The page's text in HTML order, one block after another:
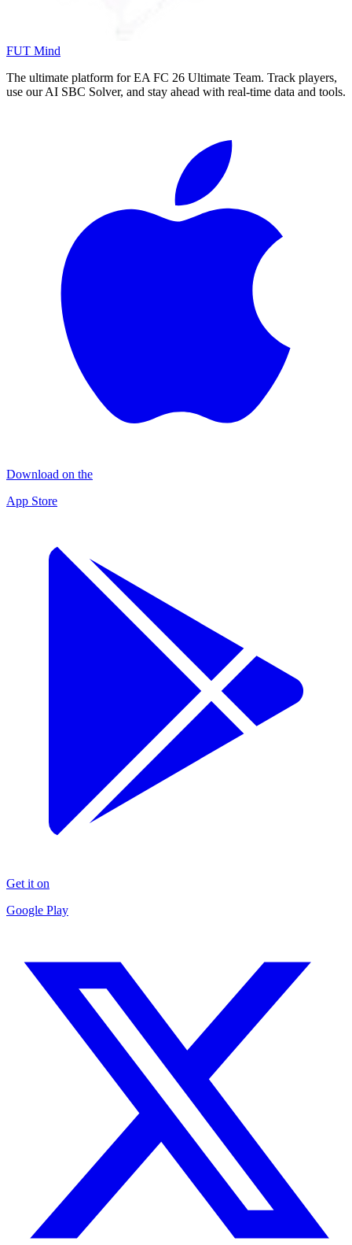
FUT Mind
The ultimate platform for EA FC 26 Ultimate Team. Track players,
use our AI SBC Solver, and stay ahead with real-time data and tools.
Download on the
App Store
Get it on
Google Play